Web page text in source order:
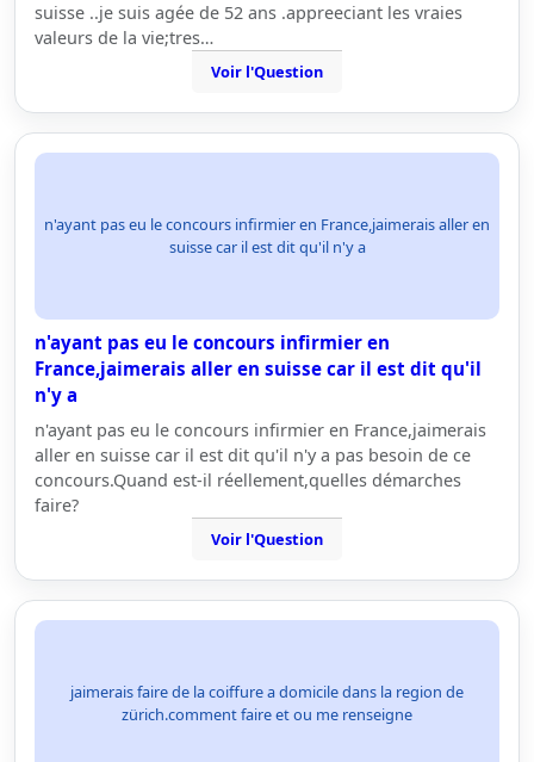
suisse ..je suis agée de 52 ans .appreeciant les vraies
valeurs de la vie;tres…
Voir l'Question
n'ayant pas eu le concours infirmier en France,jaimerais aller en
suisse car il est dit qu'il n'y a
n'ayant pas eu le concours infirmier en
France,jaimerais aller en suisse car il est dit qu'il
n'y a
n'ayant pas eu le concours infirmier en France,jaimerais
aller en suisse car il est dit qu'il n'y a pas besoin de ce
concours.Quand est-il réellement,quelles démarches
faire?
Voir l'Question
jaimerais faire de la coiffure a domicile dans la region de
zürich.comment faire et ou me renseigne